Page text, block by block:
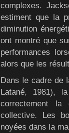
complexes.
estiment que la
diminution
ont montré que
performances
alors que les
Dans le cadre de
Latané, 1981),
correctement la
collective. Les
noyées dans la